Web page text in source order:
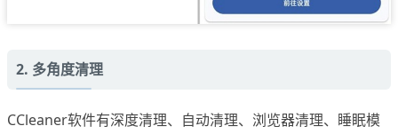
2. 多角度清理
CCleaner软件有深度清理、自动清理、浏览器清理、睡眠模